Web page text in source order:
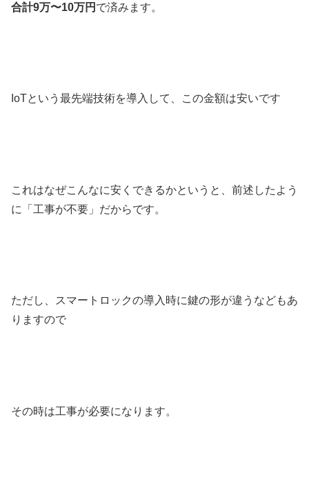
合計9万〜10万円 で済みます。
IoTという最先端技術を導入して、この金額は安いです
これはなぜこんなに安くできるかというと、前述したよう
に「工事が不要」だからです。
ただし、スマートロックの導入時に鍵の形が違うなどもあ
りますので
その時は工事が必要になります。